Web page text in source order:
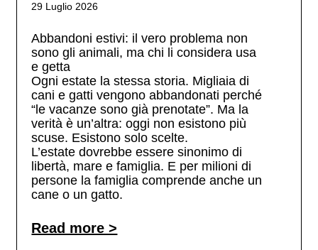
29 Luglio 2026
Abbandoni estivi: il vero problema non
sono gli animali, ma chi li considera usa
e getta
Ogni estate la stessa storia. Migliaia di
cani e gatti vengono abbandonati perché
“le vacanze sono già prenotate”. Ma la
verità è un’altra: oggi non esistono più
scuse. Esistono solo scelte.
L’estate dovrebbe essere sinonimo di
libertà, mare e famiglia. E per milioni di
persone la famiglia comprende anche un
cane o un gatto.
Read more >